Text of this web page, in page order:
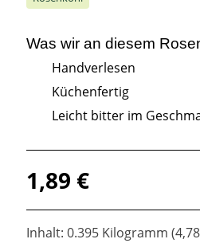
Was wir an diesem
Handverlesen
Küchenfertig
Leicht bitter im
Regulärer Preis:
1,89 €
Inhalt: 0.395 Kilogramm